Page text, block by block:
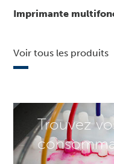
Trouvez
Imprimante
Voir tous les produits